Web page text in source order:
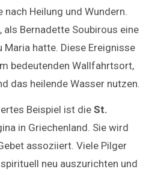
Heilung und Wundern.
als Bernadette Soubirous eine
hatte. Diese Ereignisse
bedeutenden Wallfahrtsort,
das heilende Wasser nutzen.
Beispiel ist die St.
in Griechenland. Sie wird
assoziiert. Viele Pilger
neu auszurichten und